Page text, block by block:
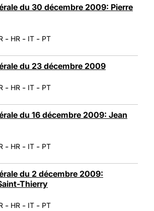
du 30 décembre 2009: Pierre
- HR - IT - PT
du 23 décembre 2009
- HR - IT - PT
du 16 décembre 2009: Jean
- HR - IT - PT
du 2 décembre 2009:
Thierry
- HR - IT - PT